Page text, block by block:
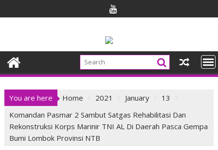
to
You are here Home 2021 January
13
Komandan Pasmar 2 Sambut Satgas Rehabilitasi Dan
Rekonstruksi Korps Marinir TNI AL Di Daerah Pasca Gempa
Bumi Lombok Provinsi NTB